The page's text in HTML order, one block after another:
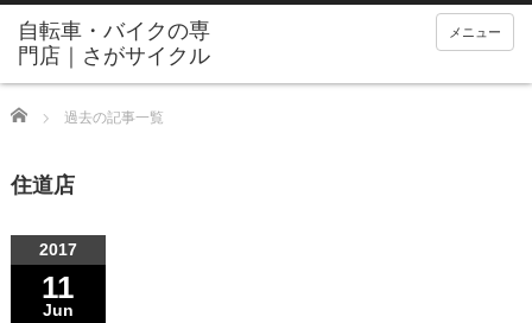
メニュー
Home 過去の記事一覧
住道店
2017
11
Jun